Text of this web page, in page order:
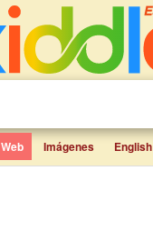
Web Imágenes English